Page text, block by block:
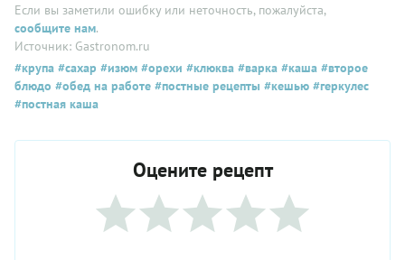
Если вы заметили ошибку или неточность, пожалуйста,
сообщите нам.
Источник: Gastronom.ru
#крупа #сахар #изюм #орехи #клюква #варка #каша #второе
блюдо #обед на работе #постные рецепты #кешью #геркулес
#постная каша
Оцените рецепт